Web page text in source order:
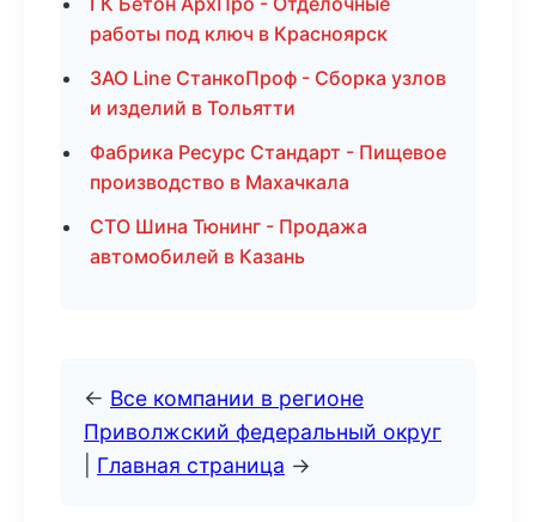
работы под ключ в Красноярск
ЗАО Line СтанкоПроф - Сборка узлов
и изделий в Тольятти
Фабрика Ресурс Стандарт - Пищевое
производство в Махачкала
СТО Шина Тюнинг - Продажа
автомобилей в Казань
← Все компании в регионе
Приволжский федеральный округ
Главная страница →